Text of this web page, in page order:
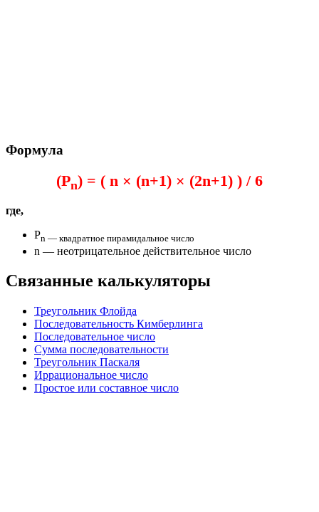
Формула
(Pn) = ( n × (n+1) × (2n+1) ) / 6
где,
Pn — квадратное пирамидальное число
n — неотрицательное действительное число
Связанные калькуляторы
Треугольник Флойда
Последовательность Кимберлинга
Последовательное число
Сумма последовательности
Треугольник Паскаля
Иррациональное число
Простое или составное число